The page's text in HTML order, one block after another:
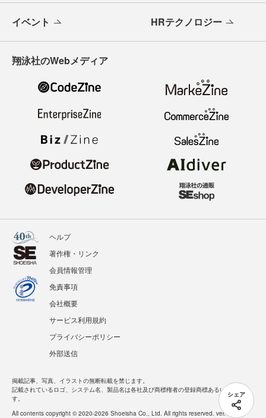
シェア
イベント HRテクノロジー
翔泳社のWebメディア
ヘルプ
著作権・リンク
会員情報管理
免責事項
会社概要
サービス利用規約
プライバシーポリシー
外部送信
掲載記事、写真、イラストの無断転載を禁じます。
記載されているロゴ、システム名、製品名は各社及び商標権者の登録商標あるいは商標で
す。
All contents copyright © 2020-2026 Shoeisha Co., Ltd. All rights reserved. ver.1.5